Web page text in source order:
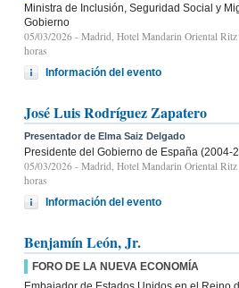
Ministra de Inclusión, Seguridad Social y
Gobierno
05/03/2026 - Madrid, Hotel Mandarin Oriental
horas
Información del evento
José Luis Rodríguez Zapatero
Presentador de Elma Saiz Delgado
Presidente del Gobierno de España (2004-
05/03/2026 - Madrid, Hotel Mandarin Oriental
horas
Información del evento
Benjamín León, Jr.
FORO DE LA NUEVA ECONOMÍA